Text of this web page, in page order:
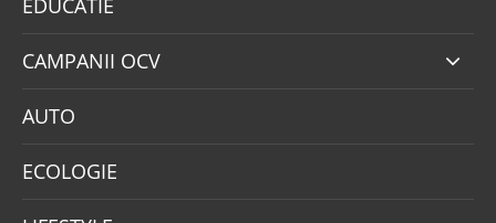
EDUCATIE
CAMPANII OCV
AUTO
ECOLOGIE